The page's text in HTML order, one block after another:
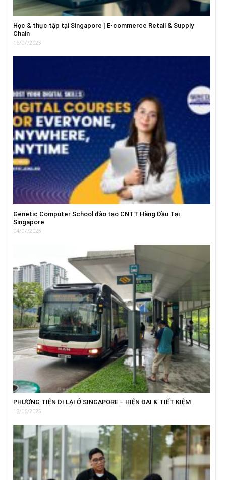
Học & thực tập tại Singapore | E-commerce Retail & Supply
Chain
16/07/2025
Genetic Computer School đào tạo CNTT Hàng Đầu Tại
Singapore
04/07/2025
PHƯƠNG TIỆN ĐI LẠI Ở SINGAPORE – HIỆN ĐẠI & TIẾT KIỆM
18/06/2025